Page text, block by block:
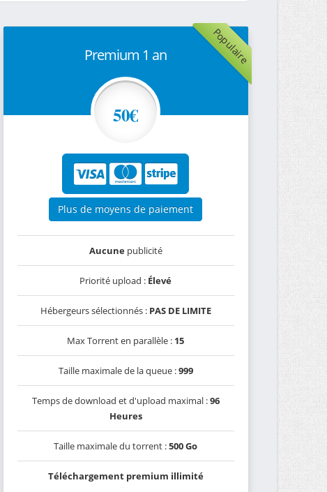
Populaire
Premium 1 an
50€
Plus de moyens de paiement
Aucunepublicité
Priorité upload : Élevé
Hébergeurs sélectionnés : PAS DE LIMITE
Max Torrent en parallèle : 15
Taille maximale de la queue :999
Temps de download et d'upload maximal :96
Heures
Taille maximale du torrent :500 Go
Téléchargement premium illimité